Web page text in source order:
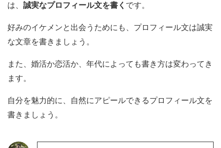
は、 誠実なプロフィール文を書く です。
好みのイケメンと出会うためにも、プロフィール文は誠実
な文章を書きましょう。
また、婚活か恋活か、年代によっても書き方は変わってき
ます。
自分を魅力的に、自然にアピールできるプロフィール文を
書きましょう。